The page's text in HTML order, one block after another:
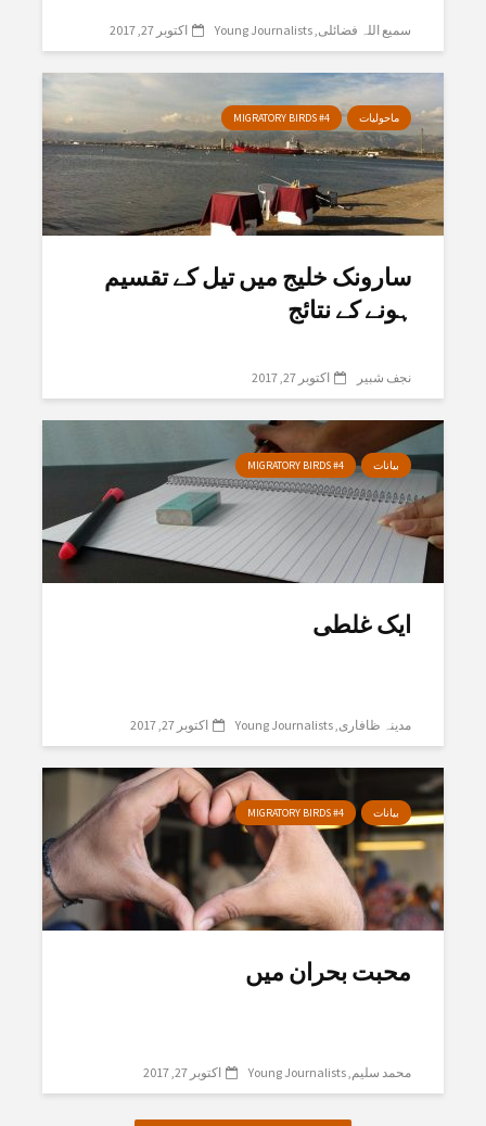
سمیع اللہ فضائلی Young Journalists اکتوبر 27, 2017
ماحولیات MIGRATORY BIRDS #4
سارونک خلیج میں تیل کے تقسیم
ہونے کے نتائج
نجف شبیر اکتوبر 27, 2017
بیانات MIGRATORY BIRDS #4
ایک غلطی
مدینہ ظافاری Young Journalists اکتوبر 27, 2017
بیانات MIGRATORY BIRDS #4
محبت بحران میں
محمد سلیم Young Journalists اکتوبر 27, 2017